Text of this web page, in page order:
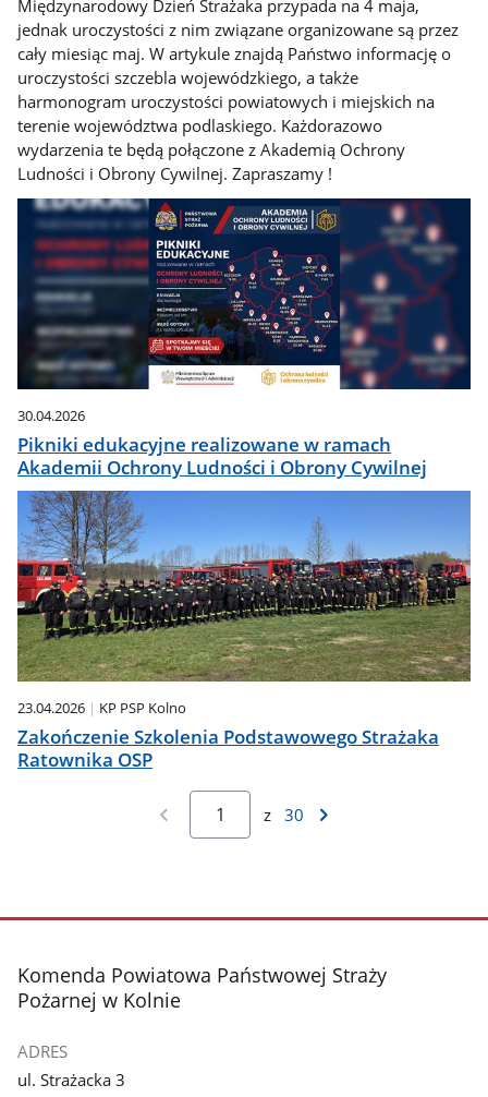
Międzynarodowy Dzień Strażaka przypada na 4 maja,
jednak uroczystości z nim związane organizowane są przez
cały miesiąc maj. W artykule znajdą Państwo informację o
uroczystości szczebla wojewódzkiego, a także
harmonogram uroczystości powiatowych i miejskich na
terenie województwa podlaskiego. Każdorazowo
wydarzenia te będą połączone z Akademią Ochrony
Ludności i Obrony Cywilnej. Zapraszamy !
30.04.2026
Pikniki edukacyjne realizowane w ramach
Akademii Ochrony Ludności i Obrony Cywilnej
23.04.2026 KP PSP Kolno
Zakończenie Szkolenia Podstawowego Strażaka
Ratownika OSP
z 30
stopka
Komenda Powiatowa Państwowej Straży
Pożarnej w Kolnie
ADRES
ul. Strażacka 3